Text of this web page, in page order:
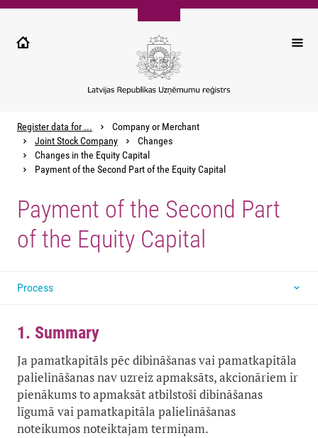
Pārlekt
galveno
Register data for ...
Company or Merchant
Joint Stock Company
Changes
Changes in the Equity Capital
Payment of the Second Part of the Equity Capital
Payment of the Second Part
of the Equity Capital
Process
1. Summary
Ja pamatkapitāls pēc dibināšanas vai pamatkapitāla
palielināšanas nav uzreiz apmaksāts, akcionāriem ir
pienākums to apmaksāt atbilstoši dibināšanas
līgumā vai pamatkapitāla palielināšanas
noteikumos noteiktajam termiņam.